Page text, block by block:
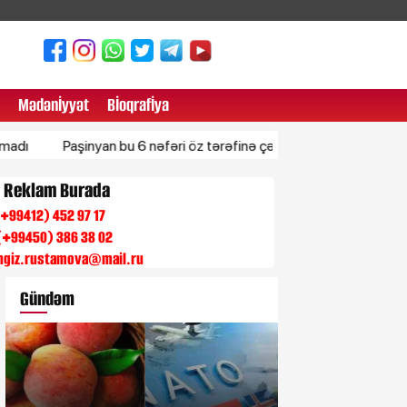
Mədənİyyət Bİoqrafİya
Paşinyan bu 6 nəfəri öz tərəfinə çəkir – Bakı hansı qərarı
Burada
452 97 17
386 38 02
Gündəm